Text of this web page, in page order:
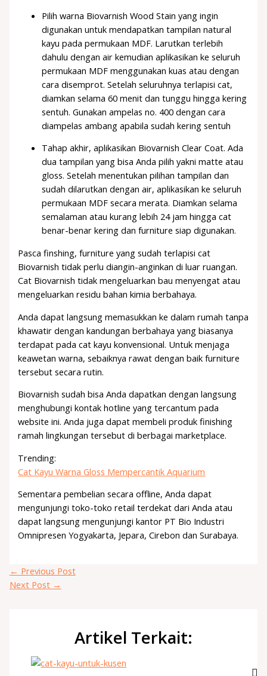
Pilih warna Biovarnish Wood Stain yang ingin
digunakan untuk mendapatkan tampilan natural
kayu pada permukaan MDF. Larutkan terlebih
dahulu dengan air kemudian aplikasikan ke seluruh
permukaan MDF menggunakan kuas atau dengan
cara disemprot. Setelah seluruhnya terlapisi cat,
diamkan selama 60 menit dan tunggu hingga kering
sentuh. Gunakan ampelas no. 400 dengan cara
diampelas ambang apabila sudah kering sentuh
Tahap akhir, aplikasikan Biovarnish Clear Coat. Ada
dua tampilan yang bisa Anda pilih yakni matte atau
gloss. Setelah menentukan pilihan tampilan dan
sudah dilarutkan dengan air, aplikasikan ke seluruh
permukaan MDF secara merata. Diamkan selama
semalaman atau kurang lebih 24 jam hingga cat
benar-benar kering dan furniture siap digunakan.
Pasca finshing, furniture yang sudah terlapisi cat
Biovarnish tidak perlu diangin-anginkan di luar ruangan.
Cat Biovarnish tidak mengeluarkan bau menyengat atau
mengeluarkan residu bahan kimia berbahaya.
Anda dapat langsung memasukkan ke dalam rumah tanpa
khawatir dengan kandungan berbahaya yang biasanya
terdapat pada cat kayu konvensional. Untuk menjaga
keawetan warna, sebaiknya rawat dengan baik furniture
tersebut secara rutin.
Biovarnish sudah bisa Anda dapatkan dengan langsung
menghubungi kontak hotline yang tercantum pada
website ini. Anda juga dapat membeli produk finishing
ramah lingkungan tersebut di berbagai marketplace.
Trending:
Cat Kayu Warna Gloss Mempercantik Aquarium
Sementara pembelian secara offline, Anda dapat
mengunjungi toko-toko retail terdekat dari Anda atau
dapat langsung mengunjungi kantor PT Bio Industri
Omnipresen Yogyakarta, Jepara, Cirebon dan Surabaya.
← Previous Post
Next Post →
Artikel Terkait: